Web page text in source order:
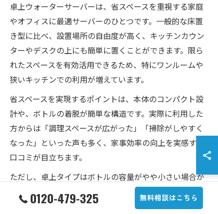
卓上ウォーターサーバーは、省スペースを重視する家庭
やオフィスに最適サーバーのひとつです。一般的な床置
き型に比べ、設置場所の自由度が高く、キッチンカウン
ターやデスクの上にも簡単に置くことができます。限ら
れたスペースを有効活用できるため、特にワンルームや
狭いキッチンでの利用が増えています。
省スペースを実現するポイントは、本体のコンパクト設
計や、ボトルの着脱が簡単な構造です。実際に利用した
方からは「調理スペースが広がった」「掃除がしやすく
なった」といった声も多く、家事効率の向上を実感する
口コミが目立ちます。
ただし、卓上タイプはボトルの容量がやや小さい場合が
あるため、使用人数や用途に応じて選ぶことが重要で
す。家族の人数が多い場合は、補充頻度や設置場所を事
0120-479-325 無料相談はこちら